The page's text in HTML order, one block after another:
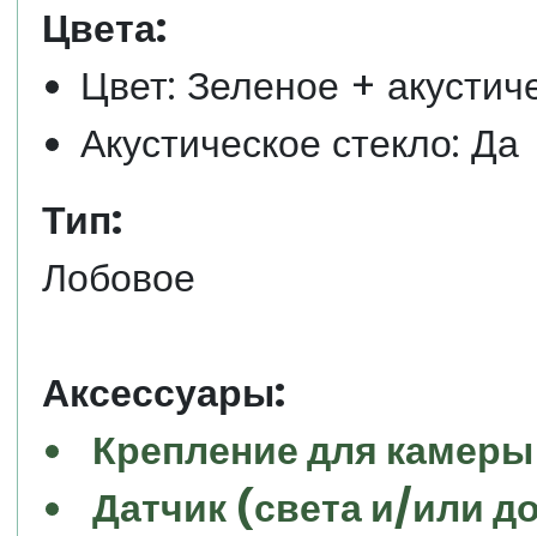
Цвета:
Цвет: Зеленое +
Акустическое стекло: Да
Тип:
Лобовое
Аксессуары:
Крепление для
Датчик (света и/или